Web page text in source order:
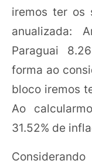
iremos ter os
anualizada:
Paraguai
forma ao
bloco iremos
Ao
31.52% de